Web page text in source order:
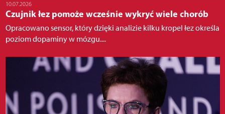
10.07.2026
Czujnik łez pomoże wcześnie wykryć wiele chorób
Opracowano sensor, który dzięki analizie kilku kropel łez określa
poziom dopaminy w mózgu....